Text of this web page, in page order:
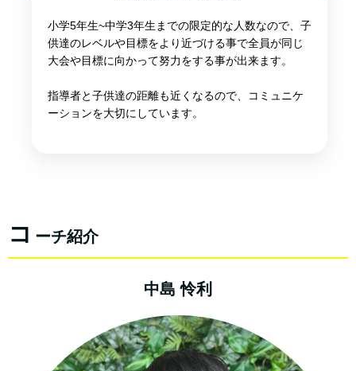
小学5年生~中学3年生までの限定的な人数なので、子
供達のレベルや目標をより近づける事で全員が同じ
大会や目標に向かって努力をする事が出来ます。
指導者と子供達の距離も近くなるので、コミュニケ
ーションを大切にしています。
コ ーチ紹介
中島 怜利